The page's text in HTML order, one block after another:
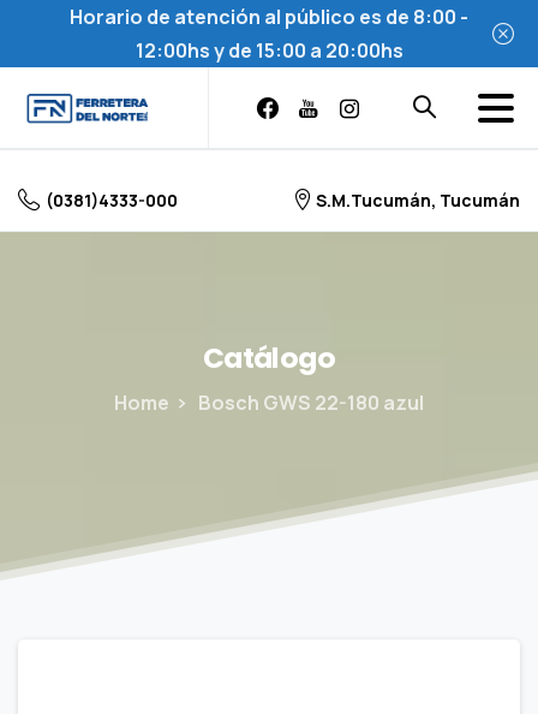
Horario de atención al público es de 8:00 -
12:00hs y de 15:00 a 20:00hs
(0381)4333-000 S.M.Tucumán, Tucumán
Catálogo
Home Bosch GWS 22-180 azul